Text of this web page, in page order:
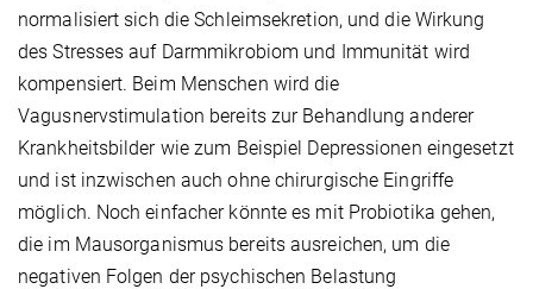
normalisiert sich die Schleimsekretion, und die Wirkung
des Stresses auf Darmmikrobiom und Immunität wird
kompensiert. Beim Menschen wird die
Vagusnervstimulation bereits zur Behandlung anderer
Krankheitsbilder wie zum Beispiel Depressionen eingesetzt
und ist inzwischen auch ohne chirurgische Eingriffe
möglich. Noch einfacher könnte es mit Probiotika gehen,
die im Mausorganismus bereits ausreichen, um die
negativen Folgen der psychischen Belastung